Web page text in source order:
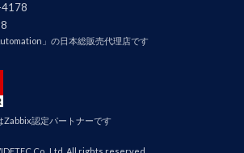
」の日本総販売代理店です
Zabbix認定パートナーです